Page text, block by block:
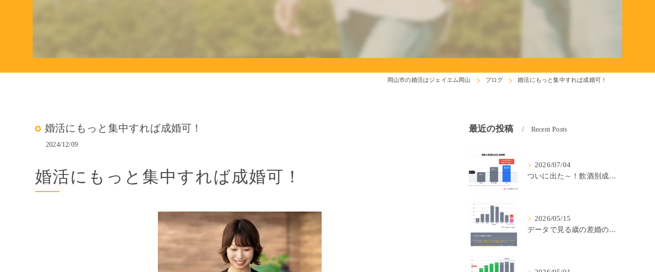
岡山市の婚活はジェイエム岡山 ブログ 婚活にもっと集中すれば成婚可！
婚活にもっと集中すれば成婚可！
2024/12/09
婚活にもっと集中すれば成婚可！
最近の投稿 Recent Posts
2026/07/04
ついに出た～！飲酒別成婚率(IBJ)！
2026/05/15
データで見る歳の差婚の確率の低さ。